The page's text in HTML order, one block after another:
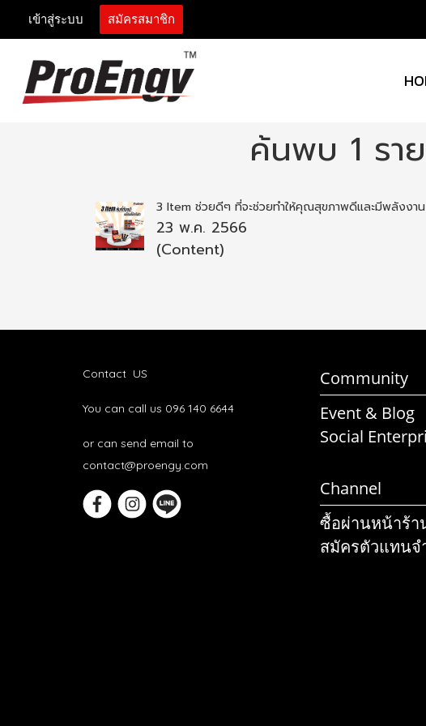
เข้าสู่ระบบ สมัครสมาชิก
ค้นพบ 1 รา
3 Item ช่วยดีๆ ที่จะช่วยทำให้คุณสุขภาพดีและมีพลังงาน
23 พ.ค. 2566
(Content)
Contact US
You can call us 096 140 6644
or can send email to
contact@proengy.com
Community
Event & Blog
Social
Channel
ซื้อผ่านหน้าร้า
สมัครตัวแทนจ